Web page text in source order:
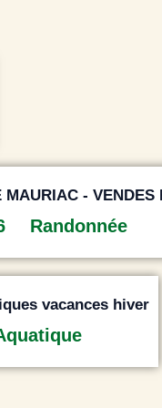
MAURIAC - VENDES
Randonnée
vacances hiver